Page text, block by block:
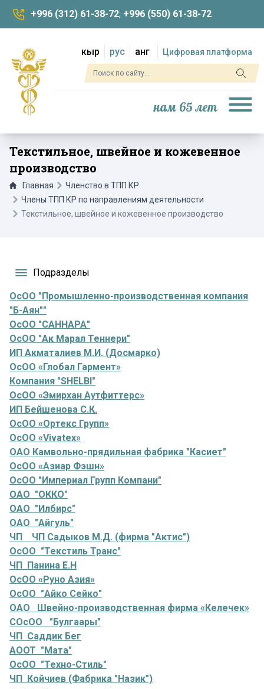
+996 (312) 61-38-72; +996 (550) 61-38-72
кыр рус анг Цифровая платформа
нам 65 лет
Текстильное, швейное и кожевенное
производство
Главная
Членство в ТПП КР
Члены ТПП КР по направлениям деятельности
Текстильное, швейное и кожевенное производство
Подразделы
ОсОО "Промышленно-производственная компания
"Б-Аян""
ОсОО "САННАРА"
ОсОО "Ак Марал Теннери"
ИП Акматалиев М.И. (Досмарко)
ОсОО «Глобал Гармент»
Компания "SHELBI"
ОсОО «Эмирхан Аутфиттерс»
ИП Бейшенова С.К.
ОсОО «Ортекс Групп»
ОсОО «Vivatex»
ОАО Камвольно-прядильная фабрика "Касиет"
ОсОО «Азиар Фэшн»
ОсОО "Империал Групп Компани"
ОАО "ОККО"
ОАО "Илбирс"
ОАО "Айгуль"
ЧП ЧП Садыков М.Д. (фирма "Актис")
ОсОО "Текстиль Транс"
ЧП Панина Е.Н
ОсОО «Руно Азия»
ОсОО "Айко Сейко"
ОАО Швейно-производственная фирма «Келечек»
СОсОО "Булгаары"
ЧП Саддик Бег
АООТ "Мата"
ОсОО "Техно-Стиль"
ЧП Койчиев (Фабрика "Назик")